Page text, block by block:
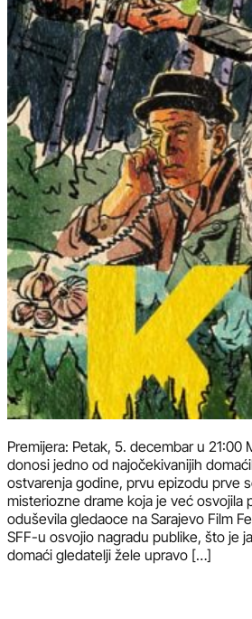
Premijera: Petak, 5. decembar u 21:00
donosi jedno od najočekivanijih
ostvarenja godine, prvu epizodu prve
misteriozne drame koja je već osvojila
oduševila gledaoce na Sarajevo Film
SFF-u osvojio nagradu publike, što je
domaći gledatelji žele upravo […]